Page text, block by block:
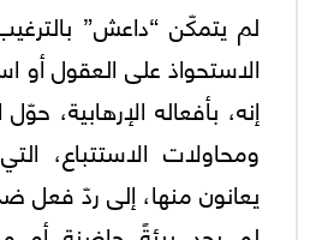
لم يتمكّن “داعش”
الاستحواذ على العقول أو
إنه، بأفعاله الإرهابية،
ومحاولات الاستتباع،
يعانون منها، إلى ردّ فعل